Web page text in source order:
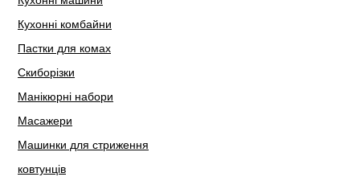
Кухонні комбайни
Пастки для комах
Скиборізки
Манікюрні набори
Масажери
Машинки для стриження
ковтунців